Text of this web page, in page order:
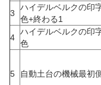
3
ハイデルベルクの印
色+終わる1
4
ハイデルベルクの印
色
5 自動土台の機械最初